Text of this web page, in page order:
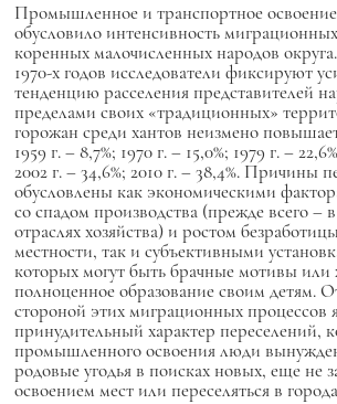
Промышленное и транспортное
обусловило интенсивность
коренных малочисленных народов
1970-х годов исследователи фиксируют
тенденцию расселения представителей
пределами своих «традиционных»
горожан среди хантов неизмено
1959 г. – 8,7%; 1970 г. – 15,0%; 1979 г. –
2002 г. – 34,6%; 2010 г. – 38,4%. Причины
обусловлены как экономическими
со спадом производства (прежде всего –
отраслях хозяйства) и ростом
местности, так и субъективными
которых могут быть брачные мотивы или
полноценное образование своим детям.
стороной этих миграционных процессов
принудительный характер переселений,
промышленного освоения люди
родовые угодья в поисках новых, еще не
освоением мест или переселяться в